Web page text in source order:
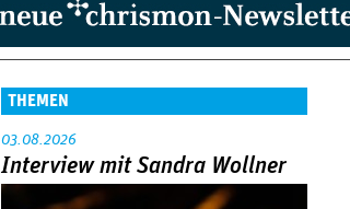
THEMEN
03.08.2026
Interview mit Sandra Wollner